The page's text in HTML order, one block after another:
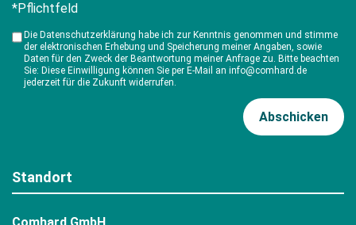
*Pflichtfeld
Die Datenschutzerklärung habe ich zur Kenntnis genommen und stimme
der elektronischen Erhebung und Speicherung meiner Angaben, sowie
Daten für den Zweck der Beantwortung meiner Anfrage zu. Bitte beachten
Sie: Diese Einwilligung können Sie per E-Mail an info@comhard.de
jederzeit für die Zukunft widerrufen.
Standort